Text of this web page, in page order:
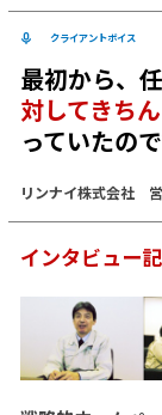
クライアントボイス
最初から、
対してきち
っていたの
リンナイ株式会社
インタビュー